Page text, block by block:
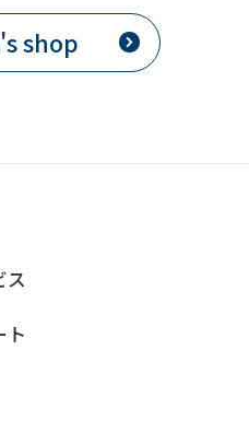
using
the
Automatic
shop
ス
ト